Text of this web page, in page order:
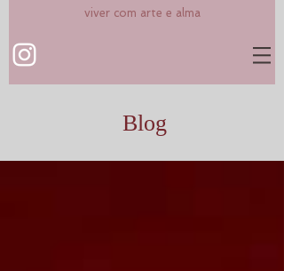
viver com arte e alma
Blog